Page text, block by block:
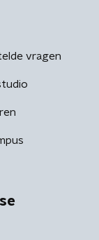
vragen